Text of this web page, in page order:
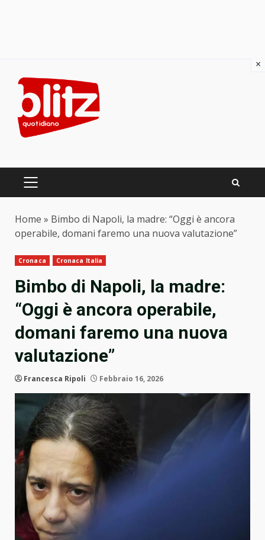
content
PRIMARY
Home » Bimbo di Napoli, la madre: “Oggi è ancora
operabile, domani faremo una nuova valutazione”
Cronaca Cronaca Italia
Bimbo di Napoli, la madre:
“Oggi è ancora operabile,
domani faremo una nuova
valutazione”
Francesca Ripoli Febbraio 16, 2026
×